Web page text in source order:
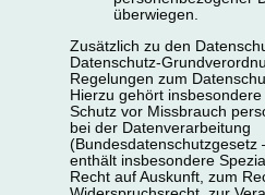
überwiegen.
Zusätzlich zu den
Datenschutz-
Regelungen zum
Hierzu gehört
Schutz vor Missbrauch
bei der Datenverarbeitung
(Bundesdatenschutzgesetz
enthält insbesondere
Recht auf Auskunft, zum